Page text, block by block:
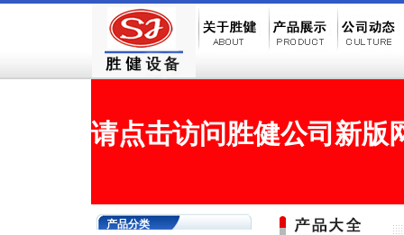
请点击访问胜健公司新版
产品分类